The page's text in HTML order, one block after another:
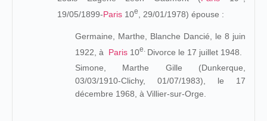
19/05/1899-Paris 10e , 29/01/1978) épouse :
Germaine, Marthe, Blanche Dancié, le 8 juin
1922, à Paris 10e. Divorce le 17 juillet 1948.
Simone, Marthe Gille (Dunkerque,
03/03/1910-Clichy, 01/07/1983), le 17
décembre 1968, à Villier-sur-Orge.